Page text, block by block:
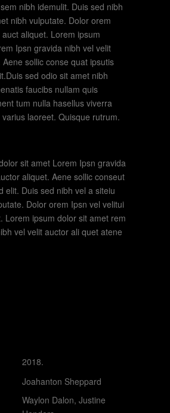
nibh idemulit. Duis sed nibh
nibh vulputate. Dolor orem
aliquet. Lorem ipsum
Ipsn gravida nibh vel velit
sollic conse quat ipsutis
sed odio sit amet nibh
faucibs nullam quis
tum nulla hasellus viverra
laoreet. Quisque rutrum.
sit amet Lorem Ipsn gravida
aliquet. Aene sollic conseut
elit. Duis sed nibh vel a siteiu
Dolor orem Ipsn vel velitui
Lorem ipsum dolor sit amet rem
vel velit auctor ali quet atene
2018.
Joahanton Sheppard
Waylon Dalon, Justine